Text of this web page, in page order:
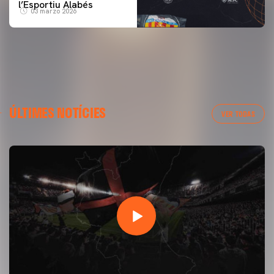
l’Esportiu Alabés
03 marzo 2026
ÚLTIMES NOTÍCIES VER TODAS